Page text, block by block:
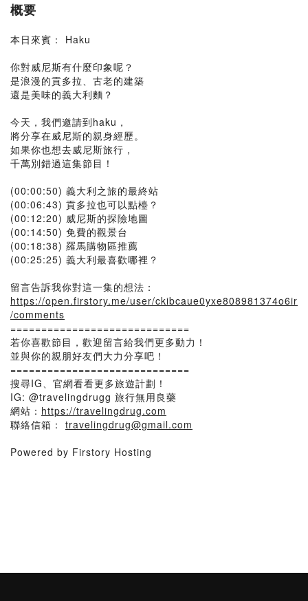
概要
本日來賓： Haku
你對威尼斯有什麼印象呢？
是浪漫的貢多拉、古老的建築
還是美味的義大利麵？
今天，我們邀請到haku，
將分享在威尼斯的親身經歷。
如果你也想去威尼斯旅行，
千萬別錯過這集節目！
(00:00:50) 義大利之旅的最終站
(00:06:43) 貢多拉也可以點檯？
(00:12:20) 威尼斯的探險地圖
(00:14:50) 免費的觀景台
(00:18:38) 羅馬購物區推薦
(00:25:25) 義大利最喜歡哪裡？
留言告訴我你對這一集的想法：
https://open.firstory.me/user/ckibcaue0yxe808981374o6ir
/comments
=============================
若你喜歡節目，歡迎留言給我們更多動力！
並與你的親朋好友們大力分享吧！
=============================
搜尋IG、官網看看更多旅遊計劃！
IG: @travelingdrugg 旅行無用良藥
網站： https://travelingdrug.com
聯絡信箱： travelingdrug@gmail.com
Powered by Firstory Hosting